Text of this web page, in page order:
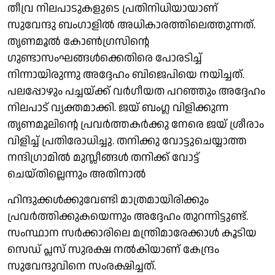
തീവ്ര നിലപാടുകളുടെ പ്രതിനിധിയായാണ്
സുവേന്ദു ബംഗാളില്‍ അധികാരത്തിലെത്തുന്നത്.
തൃണമൂല്‍ കോണ്‍ഗ്രസിന്റെ
ഗുണ്ടാസംഘങ്ങള്‍ക്കെതിരെ പോരടിച്ച്
നിന്നായിരുന്നു അദ്ദേഹം ബിജെപിയെ നയിച്ചത്.
പലപ്പോഴും പച്ചയ്ക്ക് വര്‍ഗീയത പറഞ്ഞും അദ്ദേഹം
നിലപാട് വ്യക്തമാക്കി. ജയ് ബംഗ്ല വിളിക്കുന്ന
തൃണമൂലിന്റെ പ്രവര്‍ത്തകര്‍ക്കു നേരെ ജയ് ശ്രീരാം
വിളിച്ച് പ്രതിരോധിച്ചു. തനിക്കു വോട്ടുചെയ്യാത്ത
നന്ദിഗ്രാമില്‍ മുസ്ലീങ്ങള്‍ തനിക്ക് വോട്ട്
ചെയ്തില്ലെന്നും അതിനാല്‍
ഹിന്ദുക്കള്‍ക്കുവേണ്ടി മാത്രമായിരിക്കും
പ്രവര്‍ത്തിക്കുകയെന്നും അദ്ദേഹം തുറന്നിട്ടുണ്ട്.
സംസ്ഥാന സര്‍ക്കാരിലെ മന്ത്രിമാരേക്കാള്‍ കൂടിയ
സെഡ് പ്ലസ് സുരക്ഷ നല്‍കിയാണ് കേന്ദ്രം
സുവേന്ദുവിനെ സംരക്ഷിച്ചത്.